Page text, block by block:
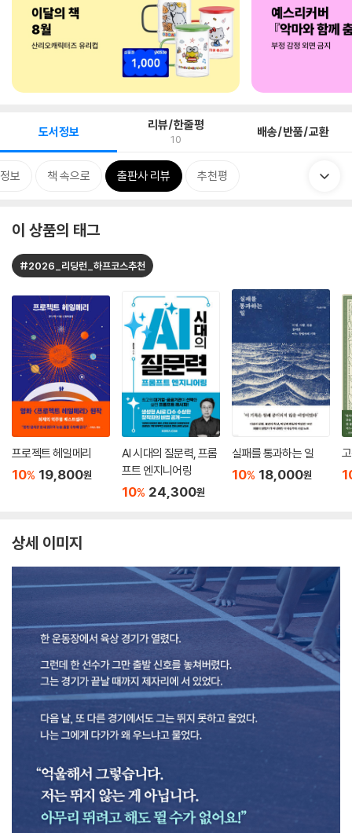
도서정보 리뷰/한줄평
10 배송/반품/교환
보 책 속으로 출판사 리뷰 추천평
이 상품의 태그
#2026_리딩런_하프코스추천
프로젝트 헤일메리
10% 19,800원
AI 시대의 질문력, 프롬
프트 엔지니어링
10% 24,300원
실패를 통과하는 일
10% 18,000원
상세 이미지